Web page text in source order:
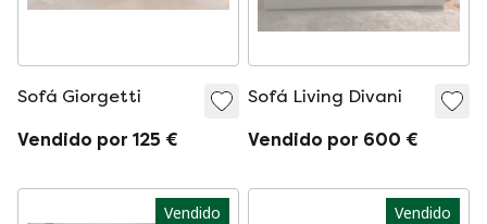
Sofá Giorgetti
Vendido por 125 €
Sofá Living Divani
Vendido por 600 €
Vendido Vendido